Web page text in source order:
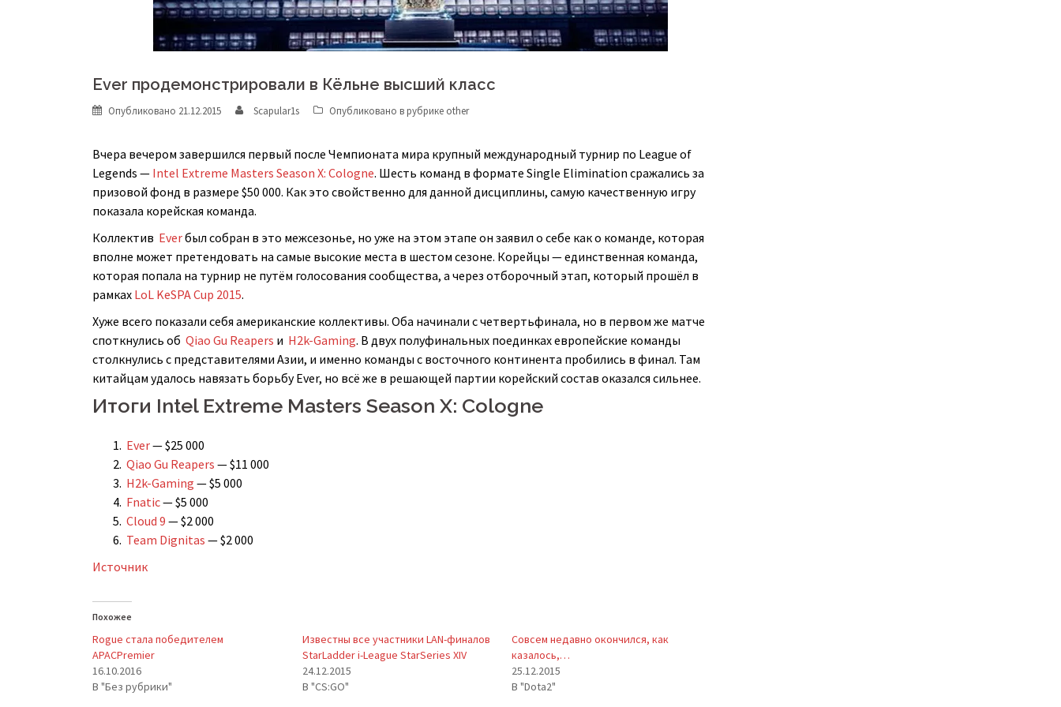
Ever продемонстрировали в Кёльне высший класс
Опубликовано 21.12.2015 Scapular1s Опубликовано в рубрике other
Вчера вечером завершился первый после Чемпионата мира крупный международный турнир по League of
Legends — Intel Extreme Masters Season X: Cologne. Шесть команд в формате Single Elimination сражались за
призовой фонд в размере $50 000. Как это свойственно для данной дисциплины, самую качественную игру
показала корейская команда.
Коллектив Everбыл собран в это межсезонье, но уже на этом этапе он заявил о себе как о команде, которая
вполне может претендовать на самые высокие места в шестом сезоне. Корейцы — единственная команда,
которая попала на турнир не путём голосования сообщества, а через отборочный этап, который прошёл в
рамках LoL KeSPA Cup 2015.
Хуже всего показали себя американские коллективы. Оба начинали с четвертьфинала, но в первом же матче
споткнулись об Qiao Gu Reapers и H2k-Gaming. В двух полуфинальных поединках европейские команды
столкнулись с представителями Азии, и именно команды с восточного континента пробились в финал. Там
китайцам удалось навязать борьбу Ever, но всё же в решающей партии корейский состав оказался сильнее.
Итоги Intel Extreme Masters Season X: Cologne
Ever— $25 000
Qiao Gu Reapers — $11 000
H2k-Gaming — $5 000
Fnatic— $5 000
Cloud 9 — $2 000
Team Dignitas — $2 000
Источник
Похожее
Rogue сталa победителем
APACPremier
16.10.2016
В "Без рубрики"
Известны все участники LAN-финалов
StarLadder i-League StarSeries XIV
24.12.2015
В "CS:GO"
Совсем недавно окончился, как
казалось,…
25.12.2015
В "Dota2"